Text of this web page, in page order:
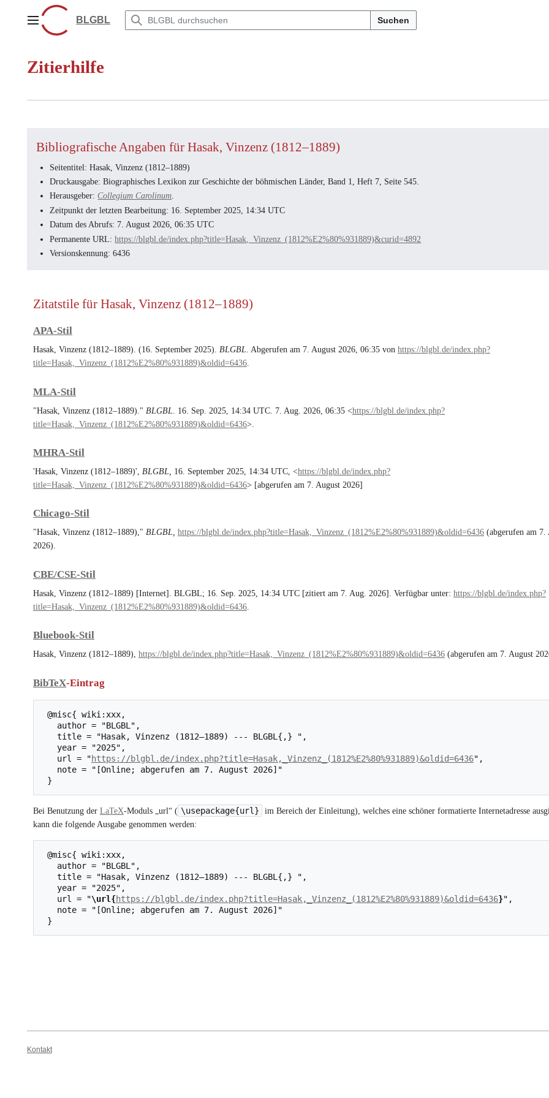
springenHauptmenüBLGBL Suchen
Zitierhilfe
Bibliografische Angaben für Hasak, Vinzenz (1812–1889)
Seitentitel: Hasak, Vinzenz (1812–1889)
Druckausgabe: Biographisches Lexikon zur Geschichte der böhmischen Länder, Band 1, Heft 7, Seite 545.
Herausgeber:Collegium Carolinum.
Zeitpunkt der letzten Bearbeitung: 16. September 2025, 14:34 UTC
Datum des Abrufs: 7. August 2026, 06:35 UTC
Permanente URL:https://blgbl.de/index.php?title=Hasak,_Vinzenz_(1812%E2%80%931889)&curid=4892
Versionskennung: 6436
Zitatstile für Hasak, Vinzenz (1812–1889)
APA-Stil
Hasak, Vinzenz (1812–1889). (16. September 2025). BLGBL. Abgerufen am 7. August 2026, 06:35 von https://blgbl.de/index.php?
title=Hasak,_Vinzenz_(1812%E2%80%931889)&oldid=6436.
MLA-Stil
"Hasak, Vinzenz (1812–1889)." BLGBL . 16. Sep. 2025, 14:34 UTC. 7. Aug. 2026, 06:35 <https://blgbl.de/index.php?
title=Hasak,_Vinzenz_(1812%E2%80%931889)&oldid=6436>.
MHRA-Stil
'Hasak, Vinzenz (1812–1889)', BLGBL, 16. September 2025, 14:34 UTC, <https://blgbl.de/index.php?
title=Hasak,_Vinzenz_(1812%E2%80%931889)&oldid=6436> [abgerufen am 7. August 2026]
Chicago-Stil
"Hasak, Vinzenz (1812–1889)," BLGBL, https://blgbl.de/index.php?title=Hasak,_Vinzenz_(1812%E2%80%931889)&oldid=6436 (abgerufen am 7.
2026).
CBE/CSE-Stil
Hasak, Vinzenz (1812–1889) [Internet]. BLGBL; 16. Sep. 2025, 14:34 UTC [zitiert am 7. Aug. 2026]. Verfügbar unter: https://blgbl.de/index.php?
title=Hasak,_Vinzenz_(1812%E2%80%931889)&oldid=6436
Bluebook-Stil
Hasak, Vinzenz (1812–1889), https://blgbl.de/index.php?title=Hasak,_Vinzenz_(1812%E2%80%931889)&oldid=6436 (abgerufen am 7. August
BibTeX-Eintrag
   url = "
https://blgbl.de/index.php?title=Hasak,_Vinzenz_(1812%E2%80%931889)&oldid=6436",
Bei Benutzung der LaTeX-Moduls „url“ ( \usepackage{url}
im Bereich der Einleitung), welches eine schöner formatierte Internetadresse
kann die folgende Ausgabe genommen werden:
   url = "
\url{https://blgbl.de/index.php?title=Hasak,_Vinzenz_(1812%E2%80%931889)&oldid=6436}",
Kontakt